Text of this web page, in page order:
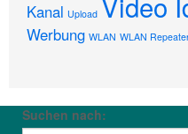
Kanal Upload
Werbung WLAN WLAN
Suchen nach: